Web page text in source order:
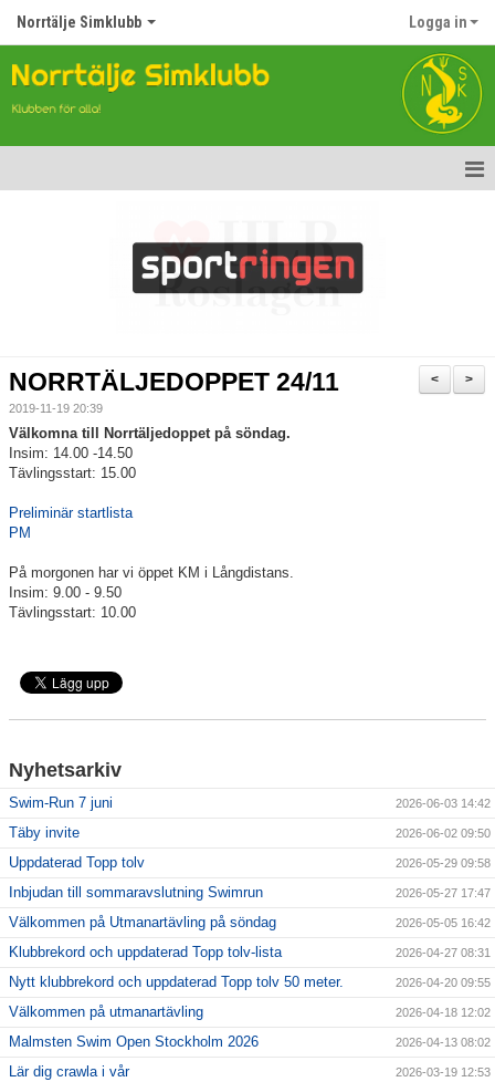
Norrtälje Simklubb Logga in
Topp Tolv
Anmälan till Simklubben
>
<
NORRTÄLJEDOPPET 24/11
2019-11-19 20:39
Välkomna till Norrtäljedoppet på söndag.
Insim: 14.00 -14.50
Tävlingsstart: 15.00
Preliminär startlista
PM
På morgonen har vi öppet KM i Långdistans.
Insim: 9.00 - 9.50
Tävlingsstart: 10.00
Nyhetsarkiv
Swim-Run 7 juni 2026-06-03 14:42
Täby invite 2026-06-02 09:50
Uppdaterad Topp tolv 2026-05-29 09:58
Inbjudan till sommaravslutning Swimrun 2026-05-27 17:47
Välkommen på Utmanartävling på söndag 2026-05-05 16:42
Klubbrekord och uppdaterad Topp tolv-lista 2026-04-27 08:31
Nytt klubbrekord och uppdaterad Topp tolv 50 meter. 2026-04-20 09:55
Välkommen på utmanartävling 2026-04-18 12:02
Malmsten Swim Open Stockholm 2026 2026-04-13 08:02
Lär dig crawla i vår 2026-03-19 12:53